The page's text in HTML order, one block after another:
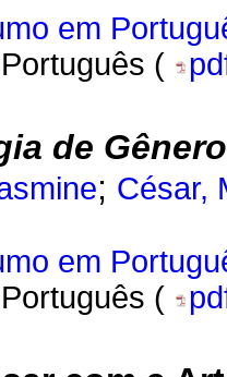
em
Português (
de Gênero
; César,
em
Português (